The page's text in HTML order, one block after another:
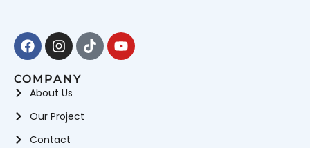
Facebook
Instagram
TiktokYoutube
COMPANY
About Us
Our Project
Contact